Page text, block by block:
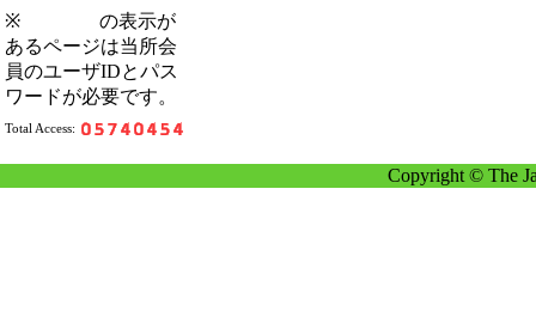
※
の表示が
あるページは当所会
員のユーザIDとパス
ワードが必要です。
Total Access:
Copyright © The